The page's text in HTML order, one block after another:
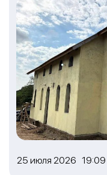
25 июля 2026 19:09